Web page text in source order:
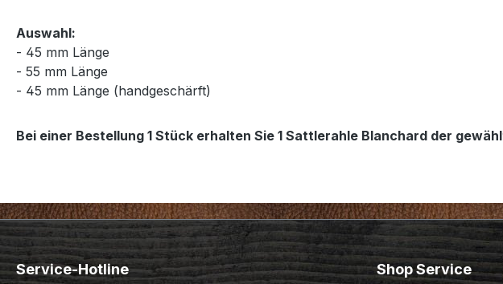
Auswahl:
- 45 mm Länge
- 55 mm Länge
- 45 mm Länge (handgeschärft)
Bei einer Bestellung 1 Stück erhalten Sie 1 Sattlerahle Blanchard der
Service-Hotline Shop Service